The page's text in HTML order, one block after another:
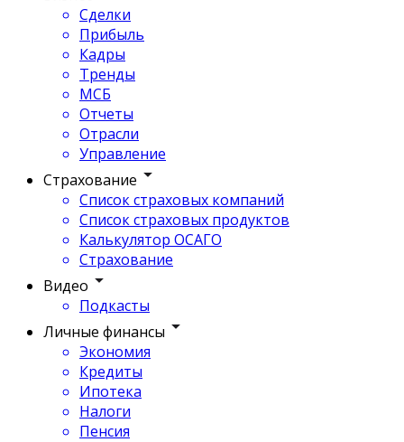
Сделки
Прибыль
Кадры
Тренды
МСБ
Отчеты
Отрасли
Управление
Страхование
Список страховых компаний
Список страховых продуктов
Калькулятор ОСАГО
Страхование
Видео
Подкасты
Личные финансы
Экономия
Кредиты
Ипотека
Налоги
Пенсия